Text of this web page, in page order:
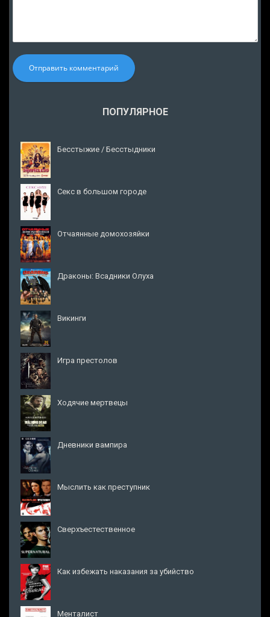
Отправить комментарий
ПОПУЛЯРНОЕ
Бесстыжие / Бесстыдники
Секс в большом городе
Отчаянные домохозяйки
Драконы: Всадники Олуха
Викинги
Игра престолов
Ходячие мертвецы
Дневники вампира
Мыслить как преступник
Сверхъестественное
Как избежать наказания за убийство
Менталист